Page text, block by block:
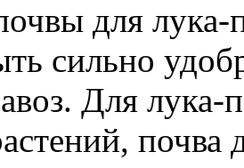
для
сильно
Для лука-
почва